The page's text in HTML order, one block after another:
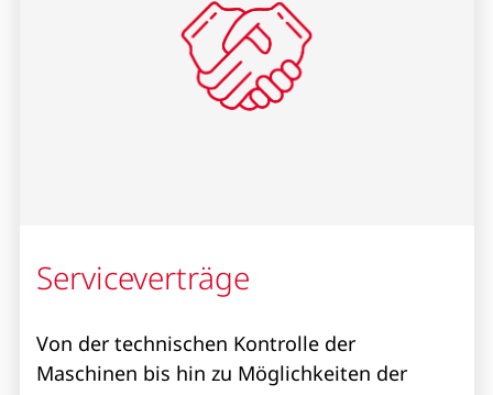
Serviceverträge
Von der technischen Kontrolle der
Maschinen bis hin zu Möglichkeiten der